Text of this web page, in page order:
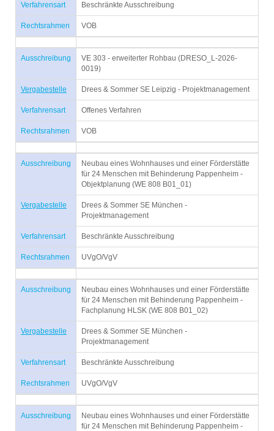
Verfahrensart Beschränkte Ausschreibung
Rechtsrahmen VOB
Ausschreibung
VE 303 - erweiterter Rohbau (DRESO_L-2026-
0019)
Vergabestelle Drees & Sommer SE Leipzig - Projektmanagement
Verfahrensart Offenes Verfahren
Rechtsrahmen VOB
Ausschreibung
Neubau eines Wohnhauses und einer Förderstätte
für 24 Menschen mit Behinderung Pappenheim -
Objektplanung (WE 808 B01_01)
Vergabestelle
Drees & Sommer SE München -
Projektmanagement
Verfahrensart Beschränkte Ausschreibung
Rechtsrahmen UVgO/VgV
Ausschreibung
Neubau eines Wohnhauses und einer Förderstätte
für 24 Menschen mit Behinderung Pappenheim -
Fachplanung HLSK (WE 808 B01_02)
Vergabestelle
Drees & Sommer SE München -
Projektmanagement
Verfahrensart Beschränkte Ausschreibung
Rechtsrahmen UVgO/VgV
Ausschreibung
Neubau eines Wohnhauses und einer Förderstätte
für 24 Menschen mit Behinderung Pappenheim -